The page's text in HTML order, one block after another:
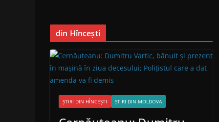
din Hîncești
ȘTIRI DIN HÎNCEȘTI ȘTIRI DIN MOLDOVA